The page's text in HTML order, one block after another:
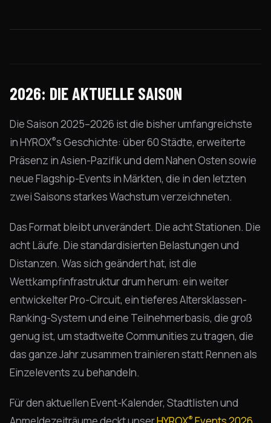
2026: DIE AKTUELLE SAISON
Die Saison 2025–2026 ist die bisher umfangreichste
in HYROX®s Geschichte: über 60 Städte, erweiterte
Präsenz in Asien-Pazifik und dem Nahen Osten sowie
neue Flagship-Events in Märkten, die in den letzten
zwei Saisons starkes Wachstum verzeichneten.
Das Format bleibt unverändert. Die acht Stationen. Die
acht Läufe. Die standardisierten Belastungen und
Distanzen. Was sich geändert hat, ist die
Wettkampfinfrastruktur drum herum: ein weiter
entwickelter Pro-Circuit, ein tieferes Altersklassen-
Ranking-System und eine Teilnehmerbasis, die groß
genug ist, um stadtweite Communities zu tragen, die
das ganze Jahr zusammen trainieren statt Rennen als
Einzelevents zu behandeln.
Für den aktuellen Event-Kalender, Stadtlisten und
®